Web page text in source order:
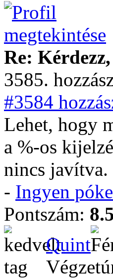
Re:
3585.
#3584
Lehet, hogy
a %-os
nincs javítva.
- Ingyen
Pontszám:
Quint